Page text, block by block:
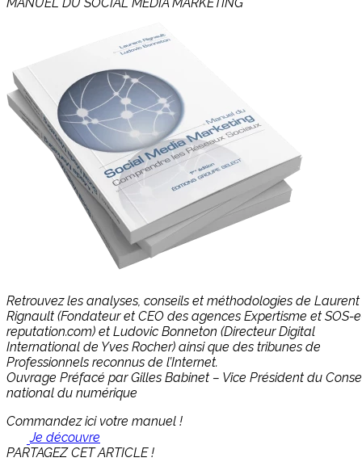
Retrouvez les analyses, conseils et méthodologies de Laurent
Rignault (Fondateur et CEO des agences Expertisme et SOS-
reputation.com) et Ludovic Bonneton (Directeur Digital
International de Yves Rocher) ainsi que des tribunes de
Professionnels reconnus de l’Internet.
Ouvrage Préfacé par Gilles Babinet – Vice Président du
national du numérique
Commandez ici votre manuel !
Je découvre
PARTAGEZ CET ARTICLE !